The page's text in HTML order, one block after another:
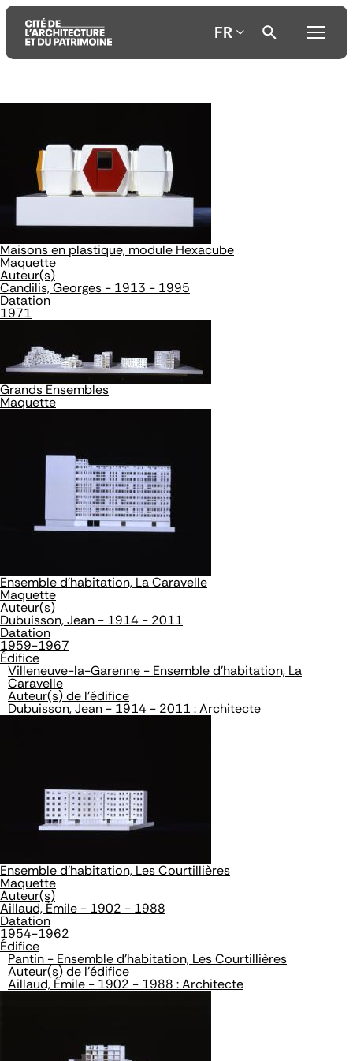
contenu
principal
principal
recherche
FR
Maisons en plastique, module Hexacube
Maquette
Auteur(s)
Candilis, Georges - 1913 - 1995
Datation
1971
Grands Ensembles
Maquette
Ensemble d'habitation, La Caravelle
Maquette
Auteur(s)
Dubuisson, Jean - 1914 - 2011
Datation
1959-1967
Édifice
Villeneuve-la-Garenne - Ensemble d'habitation, La
Caravelle
Auteur(s) de l'édifice
Dubuisson, Jean - 1914 - 2011 : Architecte
Ensemble d'habitation, Les Courtillières
Maquette
Auteur(s)
Aillaud, Émile - 1902 - 1988
Datation
1954-1962
Édifice
Pantin - Ensemble d'habitation, Les Courtillières
Auteur(s) de l'édifice
Aillaud, Émile - 1902 - 1988 : Architecte